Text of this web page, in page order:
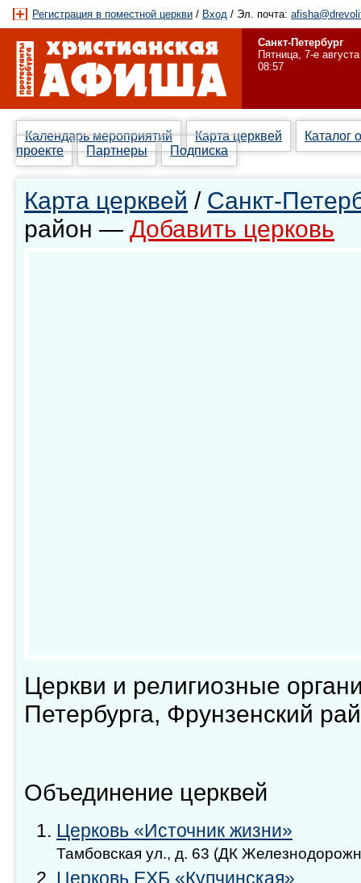
Регистрация в поместной церкви / Вход / Эл. почта:
Санкт-Петербург
Пятница, 7-е августа
08:57
Календарь мероприятий Карта церквей
Каталог
проекте
Партнеры Подписка
Карта церквей / Санкт-
район — Добавить церковь
Церкви и религиозные
Петербурга, Фрунзенский
Объединение церквей
Церковь «Источник жизни»
Тамбовская ул., д. 63 (ДК
Церковь ЕХБ «Купчинская»